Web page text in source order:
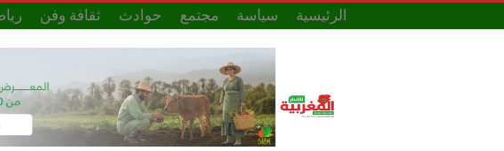
الرئيسية سياسة مجتمع حوادث ثقافة وفن